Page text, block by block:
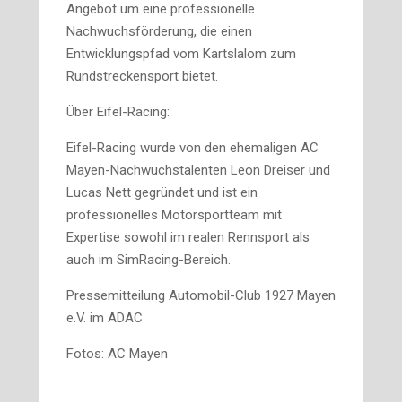
Angebot um eine professionelle
Nachwuchsförderung, die einen
Entwicklungspfad vom Kartslalom zum
Rundstreckensport bietet.
Über Eifel-Racing:
Eifel-Racing wurde von den ehemaligen AC
Mayen-Nachwuchstalenten Leon Dreiser und
Lucas Nett gegründet und ist ein
professionelles Motorsportteam mit
Expertise sowohl im realen Rennsport als
auch im SimRacing-Bereich.
Pressemitteilung Automobil-Club 1927 Mayen
e.V. im ADAC
Fotos: AC Mayen